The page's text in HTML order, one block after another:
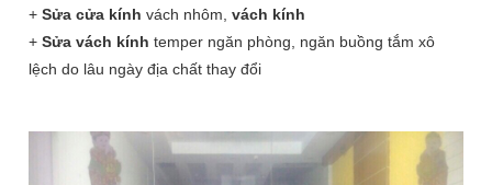
+ Sửa cửa kính vách nhôm, vách kính
+ Sửa vách kính temper ngăn phòng, ngăn buồng tắm xô
lệch do lâu ngày địa chất thay đổi